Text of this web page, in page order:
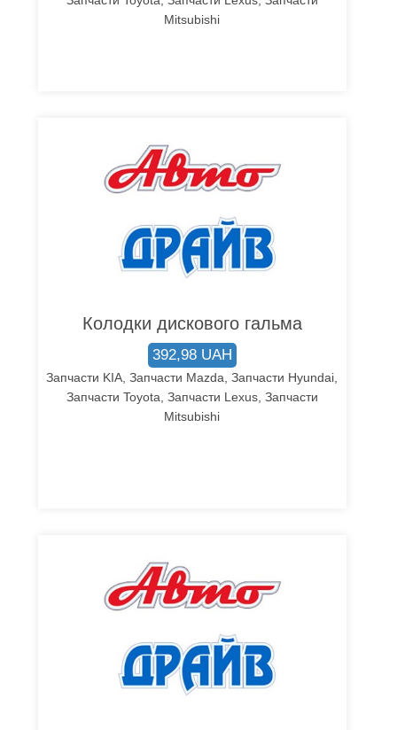
Mitsubishi
Колодки дискового гальма
392,98 UAH
Запчасти KIA, Запчасти Mazda, Запчасти Hyundai,
Запчасти Toyota, Запчасти Lexus, Запчасти
Mitsubishi